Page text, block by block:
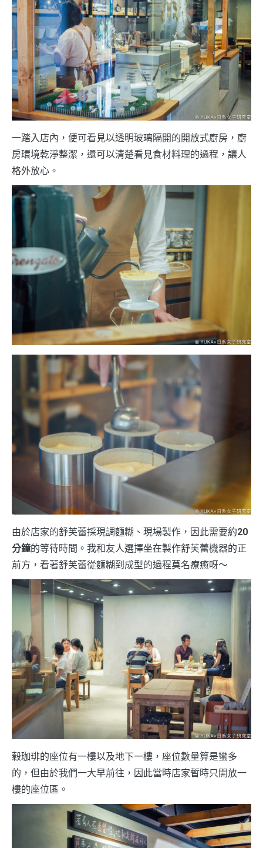
一踏入店內，便可看見以透明玻璃隔開的開放式廚房，廚
房環境乾淨整潔，還可以清楚看見食材料理的過程，讓人
格外放心。
由於店家的舒芙蕾採現調麵糊、現場製作，因此需要約20
分鐘的等待時間。我和友人選擇坐在製作舒芙蕾機器的正
前方，看著舒芙蕾從麵糊到成型的過程莫名療癒呀～
榖珈琲的座位有一樓以及地下一樓，座位數量算是蠻多
的，但由於我們一大早前往，因此當時店家暫時只開放一
樓的座位區。